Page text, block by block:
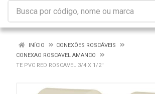
INÍCIO
CONEXÕES ROSCÁVEIS
CONEXAO ROSCAVEL AMANCO
TE PVC RED ROSCAVEL 3/4 X 1/2''